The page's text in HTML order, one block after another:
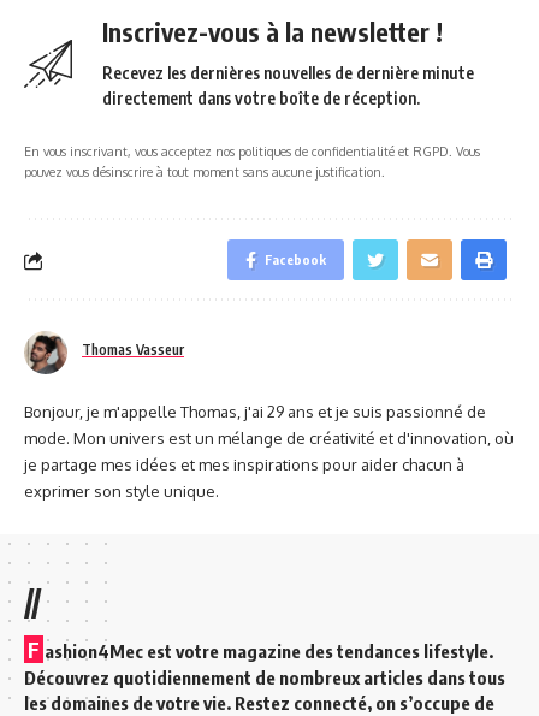
Inscrivez-vous à la newsletter !
Recevez les dernières nouvelles de dernière minute
directement dans votre boîte de réception.
En vous inscrivant, vous acceptez nos politiques de confidentialité et RGPD. Vous
pouvez vous désinscrire à tout moment sans aucune justification.
Facebook
Thomas Vasseur
Bonjour, je m'appelle Thomas, j'ai 29 ans et je suis passionné de
mode. Mon univers est un mélange de créativité et d'innovation, où
je partage mes idées et mes inspirations pour aider chacun à
exprimer son style unique.
//
F ashion4Mec est votre magazine des tendances lifestyle.
Découvrez quotidiennement de nombreux articles dans tous
les domaines de votre vie. Restez connecté, on s’occupe de